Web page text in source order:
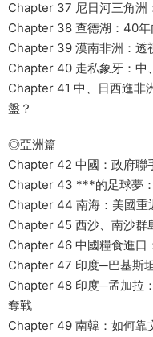
Chapter 37 尼日河三角洲
Chapter 38 查德湖：40年
Chapter 39 漠南非洲：透
Chapter 40 走私象牙：中
Chapter 41 中、日西進非
盤？
◎亞洲篇
Chapter 42 中國：政府聯
Chapter 43 ***的足球夢
Chapter 44 南海：美國重
Chapter 45 西沙、南沙群
Chapter 46 中國糧食進口
Chapter 47 印度─巴基斯
Chapter 48 印度─孟加拉
奪戰
Chapter 49 南韓：如何靠